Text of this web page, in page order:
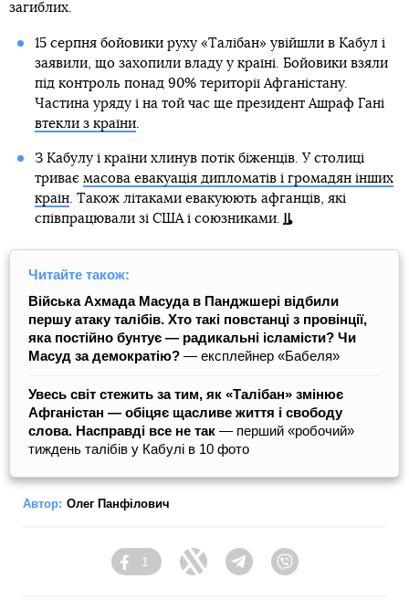
загиблих.
15 серпня бойовики руху «Талібан» увійшли в Кабул і
заявили, що захопили владу у країні. Бойовики взяли
під контроль понад 90% території Афганістану.
Частина уряду і на той час ще президент Ашраф Гані
втекли з країни.
З Кабулу і країни хлинув потік біженців. У столиці
триває масова евакуація дипломатів і громадян інших
країн. Також літаками евакуюють афганців, які
співпрацювали зі США і союзниками.
Читайте також:
Війська Ахмада Масуда в Панджшері відбили
першу атаку талібів. Хто такі повстанці з провінції,
яка постійно бунтує — радикальні ісламісти? Чи
Масуд за демократію? — експлейнер «Бабеля»
Увесь світ стежить за тим, як «Талібан» змінює
Афганістан — обіцяє щасливе життя і свободу
слова. Насправді все не так — перший «робочий»
тиждень талібів у Кабулі в 10 фото
Автор: Олег Панфілович
Facebook
1
Twitter TelegramViber